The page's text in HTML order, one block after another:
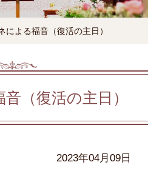
による福音（復活の主日）
（復活の主日）
2023年04月09日